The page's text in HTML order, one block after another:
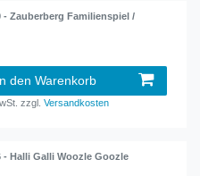
- Zauberberg Familienspiel /
den Warenkorb
zzgl.Versandkosten
- Halli Galli Woozle Goozle